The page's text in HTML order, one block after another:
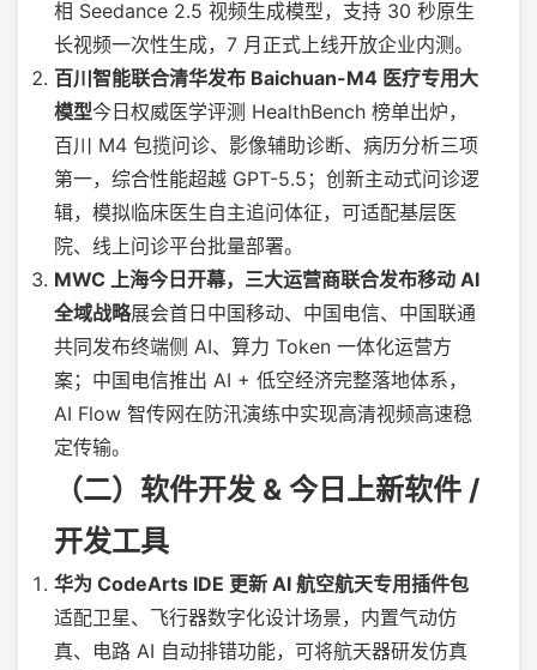
相 Seedance 2.5 视频生成模型，支持 30 秒原生
长视频一次性生成，7 月正式上线开放企业内测。
百川智能联合清华发布 Baichuan-M4 医疗专用大
模型今日权威医学评测 HealthBench 榜单出炉，
百川 M4 包揽问诊、影像辅助诊断、病历分析三项
第一，综合性能超越 GPT-5.5；创新主动式问诊逻
辑，模拟临床医生自主追问体征，可适配基层医
院、线上问诊平台批量部署。
MWC 上海今日开幕，三大运营商联合发布移动 AI
全域战略展会首日中国移动、中国电信、中国联通
共同发布终端侧 AI、算力 Token 一体化运营方
案；中国电信推出 AI + 低空经济完整落地体系，
AI Flow 智传网在防汛演练中实现高清视频高速稳
定传输。
（二）软件开发 & 今日上新软件 /
开发工具
华为 CodeArts IDE 更新 AI 航空航天专用插件包
适配卫星、飞行器数字化设计场景，内置气动仿
真、电路 AI 自动排错功能，可将航天器研发仿真